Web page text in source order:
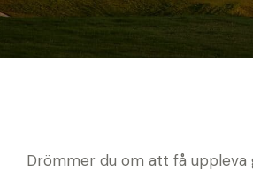
Drömmer du om att få uppleva